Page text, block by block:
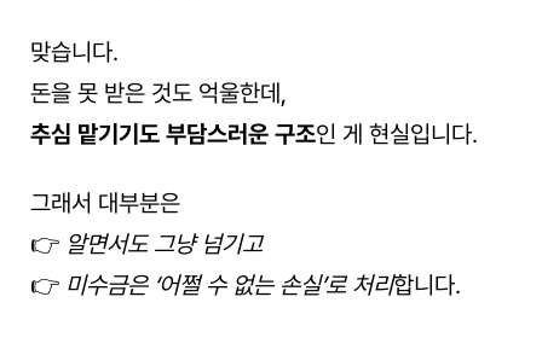
맞습니다.
돈을 못 받은 것도 억울한데,
추심 맡기기도 부담스러운 구조인 게 현실입니다.
그래서 대부분은
👉 알면서도 그냥 넘기고
👉 미수금은 ‘어쩔 수 없는 손실’로 처리합니다.